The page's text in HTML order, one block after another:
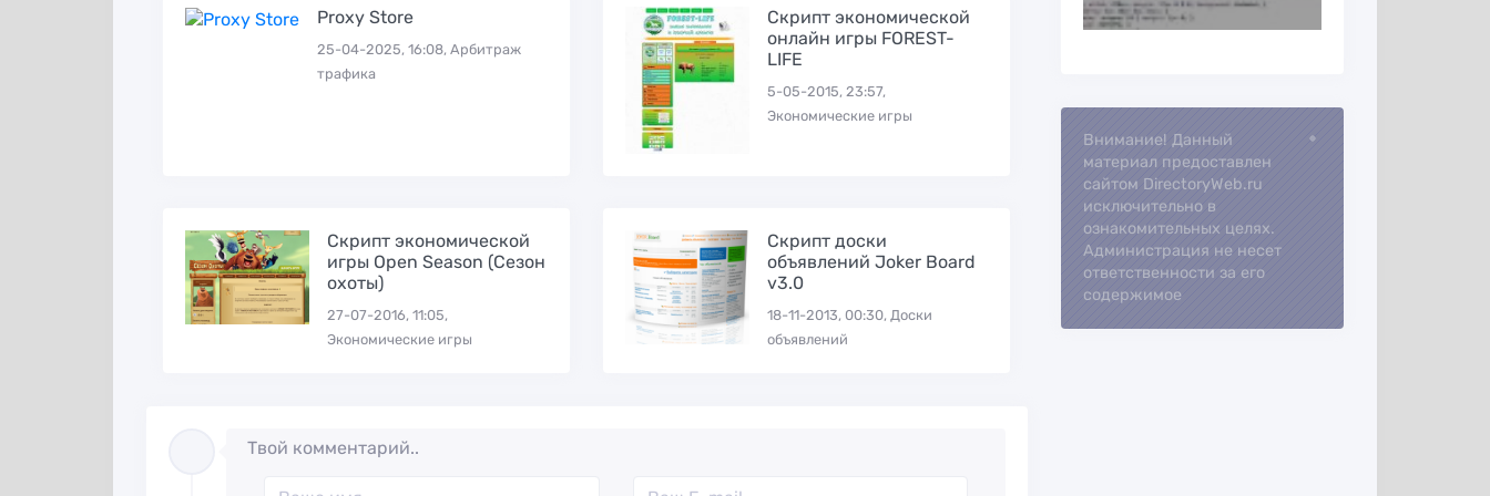
Proxy Store
25-04-2025, 16:08, Арбитраж
трафика
Скрипт экономической
онлайн игры FOREST-
LIFE
5-05-2015, 23:57,
Экономические игры
Скрипт экономической
игры Open Season (Сезон
охоты)
27-07-2016, 11:05,
Экономические игры
Скрипт доски
объявлений Joker Board
v3.0
18-11-2013, 00:30, Доски
объявлений
Твой комментарий..
Loading...
Внимание! Данный
материал предоставлен
сайтом DirectoryWeb.ru
исключительно в
ознакомительных целях.
Администрация не несет
ответственности за его
содержимое